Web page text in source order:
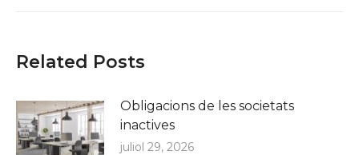
Related Posts
Obligacions de les societats
inactives
juliol 29, 2026